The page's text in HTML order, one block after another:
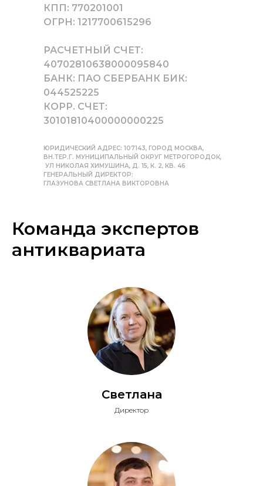
КПП: 770201001
ОГРН: 1217700615296
РАСЧЕТНЫЙ СЧЕТ:
40702810638000095840
БАНК: ПАО СБЕРБАНК БИК:
044525225
КОРР. СЧЕТ:
30101810400000000225
ЮРИДИЧЕСКИЙ АДРЕС: 107143, ГОРОД МОСКВА,
ВН.ТЕР.Г. МУНИЦИПАЛЬНЫЙ ОКРУГ МЕТРОГОРОДОК,
УЛ НИКОЛАЯ ХИМУШИНА, Д. 15, К. 2, КВ. 46
ГЕНЕРАЛЬНЫЙ ДИРЕКТОР:
ГЛАЗУНОВА СВЕТЛАНА ВИКТОРОВНА
Команда экспертов
антиквариата
Светлана
Директор